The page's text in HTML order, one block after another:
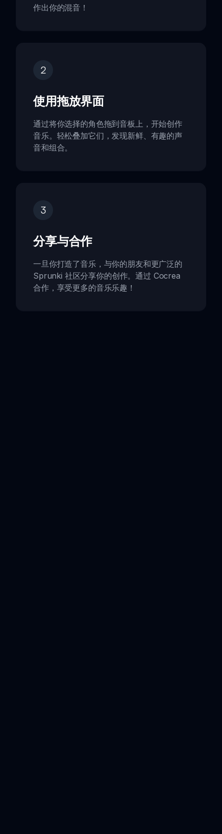
作出你的混音！
2
使用拖放界面
通过将你选择的角色拖到音板上，开始创作
音乐。轻松叠加它们，发现新鲜、有趣的声
音和组合。
3
分享与合作
一旦你打造了音乐，与你的朋友和更广泛的
Sprunki 社区分享你的创作。通过 Cocrea
合作，享受更多的音乐乐趣！